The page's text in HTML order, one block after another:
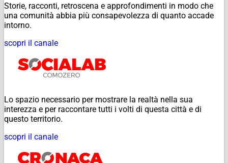
Storie, racconti, retroscena e approfondimenti in modo che
una comunità abbia più consapevolezza di quanto accade
intorno.
scopri il canale
Lo spazio necessario per mostrare la realtà nella sua
interezza e per raccontare tutti i volti di questa città e di
questo territorio.
scopri il canale